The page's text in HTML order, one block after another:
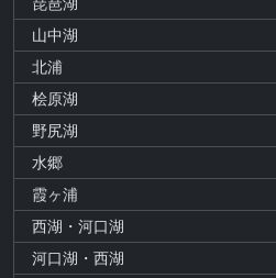
山中湖
北浦
桧原湖
野尻湖
水郷
霞ヶ浦
西湖・河口湖
河口湖・西湖